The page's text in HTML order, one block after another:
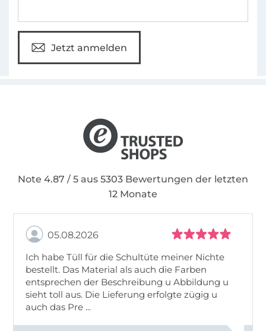
Jetzt anmelden
Note 4.87 / 5 aus 5303 Bewertungen der letzten
12 Monate
05.08.2026
Ich habe Tüll für die Schultüte meiner Nichte
bestellt. Das Material als auch die Farben
entsprechen der Beschreibung u Abbildung u
sieht toll aus. Die Lieferung erfolgte zügig u
auch das Pre ...